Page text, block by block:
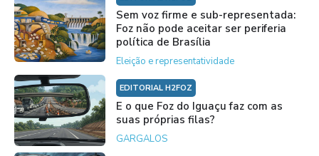
Sem voz firme e sub-representada:
Foz não pode aceitar ser periferia
política de Brasília
Eleição e representatividade
EDITORIAL H2FOZ
E o que Foz do Iguaçu faz com as
suas próprias filas?
GARGALOS